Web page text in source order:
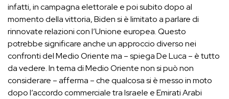
infatti, in campagna elettorale e poi subito dopo al
momento della vittoria, Biden si è limitato a parlare di
rinnovate relazioni con l’Unione europea. Questo
potrebbe significare anche un approccio diverso nei
confronti del Medio Oriente ma – spiega De Luca – è tutto
da vedere. In tema di Medio Oriente non si può non
considerare – afferma – che qualcosa si è messo in moto
dopo l’accordo commerciale tra Israele e Emirati Arabi